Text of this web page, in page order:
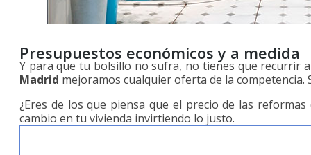
Presupuestos económicos y a medida
Y para que tu bolsillo no sufra, no tienes que recurrir
Madrid mejoramos cualquier oferta de la
¿Eres de los que piensa que el precio de las
cambio en tu vivienda invirtiendo lo justo.